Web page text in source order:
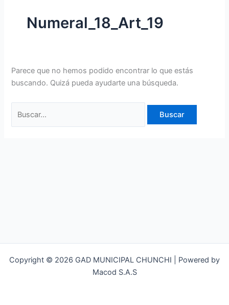
Numeral_18_Art_19
Parece que no hemos podido encontrar lo que estás
buscando. Quizá pueda ayudarte una búsqueda.
Copyright © 2026 GAD MUNICIPAL CHUNCHI | Powered by
Macod S.A.S